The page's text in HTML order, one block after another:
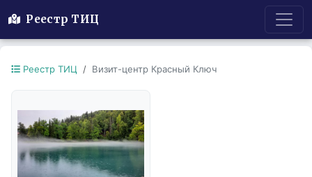
Реестр ТИЦ
Реестр ТИЦ Визит-центр Красный Ключ